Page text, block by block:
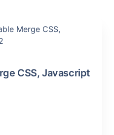
CSS, Javascript